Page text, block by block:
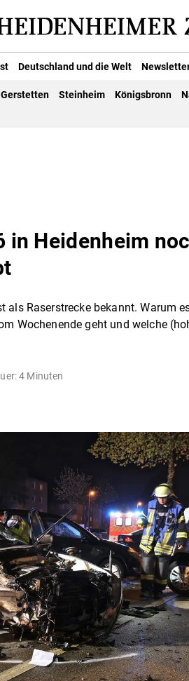
Deutschland und die Welt
Gerstetten Steinheim Königsbronn
in Heidenheim
als Raserstrecke bekannt. Warum
Wochenende geht und welche
4 Minuten